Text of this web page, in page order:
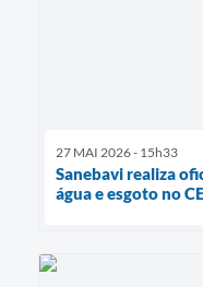
27 MAI 2026 - 15h33
Sanebavi realiza
água e esgoto no